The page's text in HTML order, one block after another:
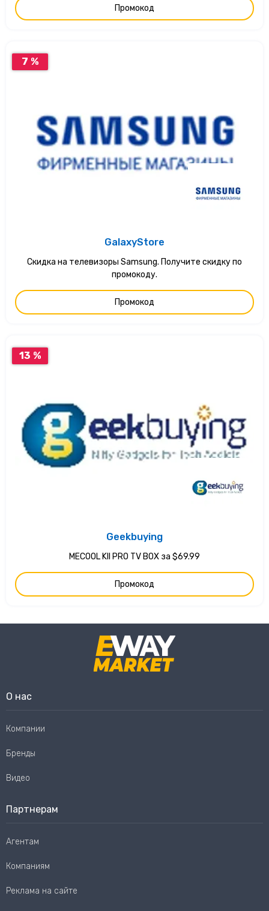
Промокод
7 %
GalaxyStore
Скидка на телевизоры Samsung. Получите скидку по
промокоду.
Промокод
13 %
Geekbuying
MECOOL KII PRO TV BOX за $69.99
Промокод
О нас
Компании
Бренды
Видео
Партнерам
Агентам
Компаниям
Реклама на сайте